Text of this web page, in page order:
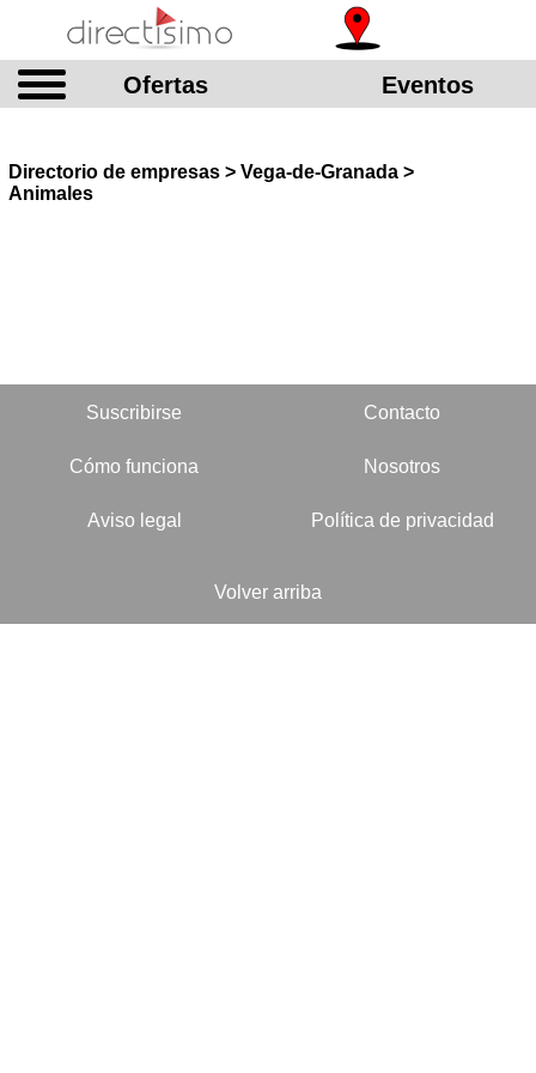
Ofertas Eventos
Directorio de empresas > Vega-de-Granada >
Animales
Suscribirse Contacto
Cómo funciona Nosotros
Aviso legal Política de privacidad
Volver arriba